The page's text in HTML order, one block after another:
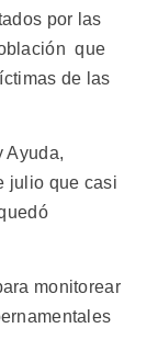
por las
que
de las
Ayuda,
julio que casi
monitorear